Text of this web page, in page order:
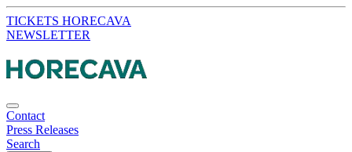
TICKETS HORECAVA
NEWSLETTER
Contact
Press Releases
Search